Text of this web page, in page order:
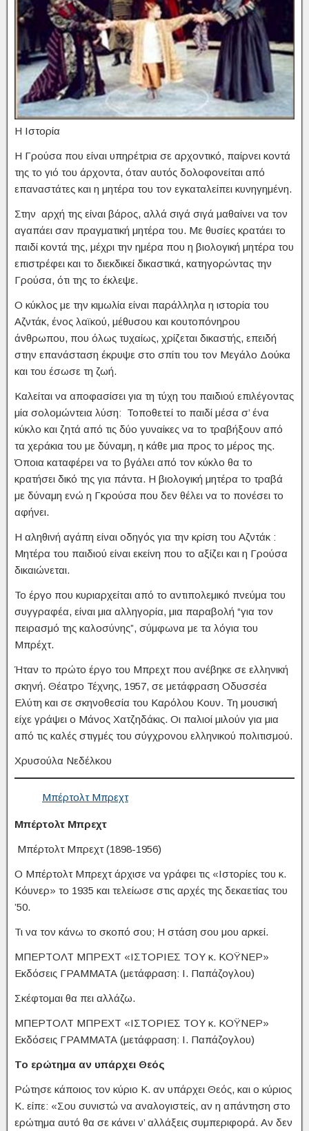
Η Ιστορία
Η Γρούσα που είναι υπηρέτρια σε αρχοντικό, παίρνει κοντά
της το γιό του άρχοντα, όταν αυτός δολοφονείται από
επαναστάτες και η μητέρα του τον εγκαταλείπει κυνηγημένη.
Στην αρχή της είναι βάρος, αλλά σιγά σιγά μαθαίνει να τον
αγαπάει σαν πραγματική μητέρα του. Με θυσίες κρατάει το
παιδί κοντά της, μέχρι την ημέρα που η βιολογική μητέρα του
επιστρέφει και το διεκδικεί δικαστικά, κατηγορώντας την
Γρούσα, ότι της το έκλεψε.
Ο κύκλος με την κιμωλία είναι παράλληλα η ιστορία του
Αζντάκ, ένος λαϊκού, μέθυσου και κουτοπόνηρου
άνθρωπου, που όλως τυχαίως, χρίζεται δικαστής, επειδή
στην επανάσταση έκρυψε στο σπίτι του τον Μεγάλο Δούκα
και του έσωσε τη ζωή.
Καλείται να αποφασίσει για τη τύχη του παιδιού επιλέγοντας
μία σολομώντεια λύση: Τοποθετεί το παιδί μέσα σ’ ένα
κύκλο και ζητά από τις δύο γυναίκες να το τραβήξουν από
τα χεράκια του με δύναμη, η κάθε μια προς το μέρος της.
Όποια καταφέρει να το βγάλει από τον κύκλο θα το
κρατήσει δικό της για πάντα. Η βιολογική μητέρα το τραβά
με δύναμη ενώ η Γκρούσα που δεν θέλει να το πονέσει το
αφήνει.
Η αληθινή αγάπη είναι οδηγός για την κρίση του Αζντάκ :
Μητέρα του παιδιού είναι εκείνη που το αξίζει και η Γρούσα
δικαιώνεται.
Το έργο που κυριαρχείται από το αντιπολεμικό πνεύμα του
συγγραφέα, είναι μια αλληγορία, μια παραβολή “για τον
πειρασμό της καλοσύνης”, σύμφωνα με τα λόγια του
Μπρέχτ.
Ήταν το πρώτο έργο του Μπρεχτ που ανέβηκε σε ελληνική
σκηνή. Θέατρο Τέχνης, 1957, σε μετάφραση Οδυσσέα
Ελύτη και σε σκηνοθεσία του Καρόλου Κουν. Τη μουσική
είχε γράψει ο Μάνος Χατζηδάκις. Οι παλιοί μιλούν για μια
από τις καλές στιγμές του σύγχρονου ελληνικού πολιτισμού.
Χρυσούλα Νεδέλκου
Μπέρτολτ Μπρεχτ
Μπέρτολτ Μπρεχτ
Μπέρτολτ Μπρεχτ (1898-1956)
Ο Μπέρτολτ Μπρεχτ άρχισε να γράφει τις «Ιστορίες του κ.
Κόυνερ» το 1935 και τελείωσε στις αρχές της δεκαετίας του
’50.
Τι να τον κάνω το σκοπό σου; Η στάση σου μου αρκεί.
ΜΠΕΡΤΟΛΤ ΜΠΡΕΧΤ «ΙΣΤΟΡΙΕΣ ΤΟΥ κ. ΚΟΫΝΕΡ»
Εκδόσεις ΓΡΑΜΜΑΤΑ (μετάφραση: Ι. Παπάζογλου)
Σκέφτομαι θα πει αλλάζω.
ΜΠΕΡΤΟΛΤ ΜΠΡΕΧΤ «ΙΣΤΟΡΙΕΣ ΤΟΥ κ. ΚΟΫΝΕΡ»
Εκδόσεις ΓΡΑΜΜΑΤΑ (μετάφραση: Ι. Παπάζογλου)
Το ερώτημα αν υπάρχει Θεός
Ρώτησε κάποιος τον κύριο Κ. αν υπάρχει Θεός, και ο κύριος
Κ. είπε: «Σου συνιστώ να αναλογιστείς, αν η απάντηση στο
ερώτημα αυτό θα σε κάνει ν’ αλλάξεις συμπεριφορά. Αν δεν